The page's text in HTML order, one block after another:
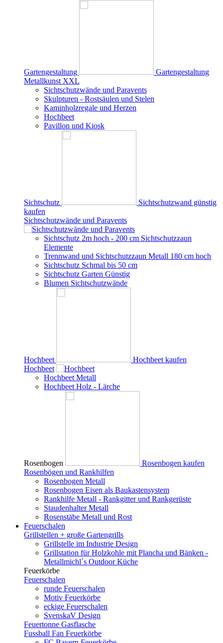
Gartengestaltung
Gartengestaltung
Metallkunst XXL
Sichtschutzwände und Paravents
Skulpturen - Rostsäulen und Stelen
Kaminholzregale und Herzen
Hochbeet
Pavillon und Kiosk
Sichtschutz
Sichtschutzwand günstig
kaufen
Sichtschutzwände und Paravents
Sichtschutz 2m hoch - 200 cm Sichtschutzzaun
Elemente
Trennwand und Sichtschutzzaun Metall 180 cm hoch
Sichtschutz Schmal bis 50 cm
Sichtschutz Garten Günstig
Blumen Sichtschutzwände
Hochbeet
Hochbeet kaufen
Hochbeet
Hochbeet Metall
Hochbeet Holz - Lärche
Rosenbogen
Rosenbogen kaufen
Rosenbögen und Rankhilfen
Rosenbogen Metall
Rosenbogen Eisen als Baukastensystem
Rankhilfe Metall - Rankgitter und Rankgerüste
Staudenhalter Metall
Rosenstäbe Metall und Rost
Feuerschalen
Grillstellen + große Gartengrills
Grillstelle im Industrie Design
Grillstation für Holzkohle mit Plancha und Bänken -
Metallmichl´s Outdoor Küche
Feuerkörbe
Feuerschalen
runde Feuerschalen
Motiv Feuerkörbe
eckige Feuerschalen
SvenskaV Design
Feuertonne Gasflasche
Fussball Fan Feuerkörbe